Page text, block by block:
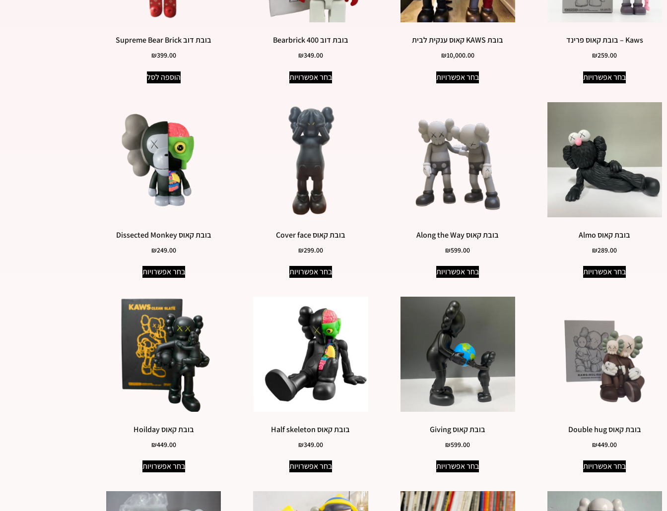
Kaws – בובת קאוס פרינד
₪259.00
בחר אפשרויות
בובת KAWS קאוס ענקית לבית
₪10,000.00
בחר אפשרויות
בובת דוב Bearbrick 400
₪349.00
בחר אפשרויות
בובת דוב Supreme Bear Brick
₪399.00
הוספה לסל
בובת קאוס Almo
₪289.00
בחר אפשרויות
בובת קאוס Along the Way
₪599.00
בחר אפשרויות
בובת קאוס Cover face
₪299.00
בחר אפשרויות
בובת קאוס Dissected Monkey
₪249.00
בחר אפשרויות
בובת קאוס Double hug
₪449.00
בחר אפשרויות
בובת קאוס Giving
₪599.00
בחר אפשרויות
בובת קאוס Half skeleton
₪349.00
בחר אפשרויות
בובת קאוס Hoilday
₪449.00
בחר אפשרויות